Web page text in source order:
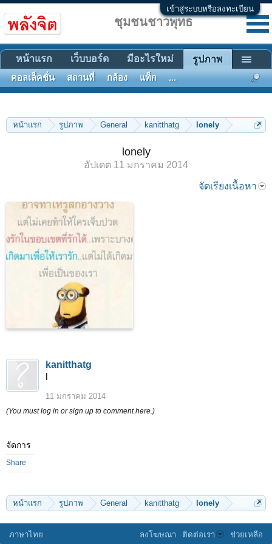
เข้าสู่ระบบหรือลงทะเบียน
หน้าแรก รูปภาพ General kanitthatg lonely
lonely
อัปเดต 11 มกราคม 2014
จัดเรียงเนื้อหา
kanitthatg
11 มกราคม 2014
(You must log in or sign up to comment here.)
จัดการ
Share
หน้าแรก รูปภาพ General kanitthatg lonely
ชุมชนชาวพุทธ
หน้าแรก เว็บบอร์ด มีอะไรใหม่ รูปภาพ
คอลเล็คชั่น สถานที่ กล้อง แท็ก ...
ภาษาไทย ลงโฆษณา ติดต่อเรา ช่วยเหลือ